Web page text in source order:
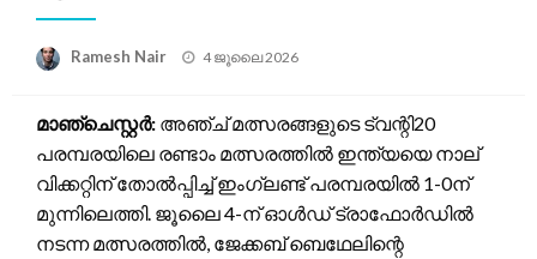
Ramesh Nair
Posted
4 ജൂലൈ 2026
മാഞ്ചെസ്റ്റർ: അഞ്ച് മത്സരങ്ങളുടെ ട്വന്റി20
പരമ്പരയിലെ രണ്ടാം മത്സരത്തിൽ ഇന്ത്യയെ നാല്
വിക്കറ്റിന് തോൽപ്പിച്ച് ഇംഗ്ലണ്ട് പരമ്പരയിൽ 1-0ന്
മുന്നിലെത്തി. ജൂലൈ 4-ന് ഓൾഡ് ട്രാഫോർഡിൽ
നടന്ന മത്സരത്തിൽ, ജേക്കബ് ബെഥേലിന്റെ